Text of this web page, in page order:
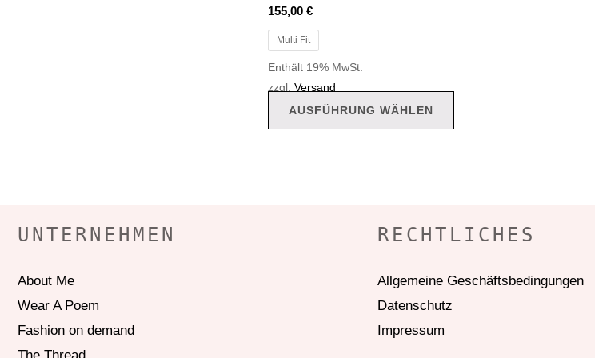
155,00 €
Multi Fit
Enthält 19% MwSt.
zzgl. Versand
AUSFÜHRUNG WÄHLEN
UNTERNEHMEN
About Me
Wear A Poem
Fashion on demand
RECHTLICHES
Allgemeine Geschäftsbedingungen
Datenschutz
Impressum